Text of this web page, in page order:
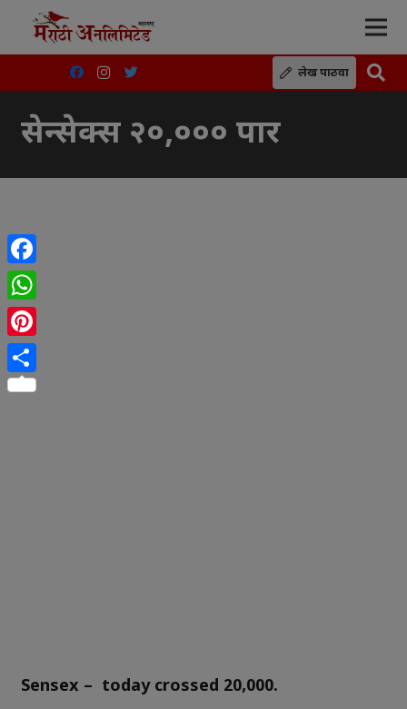
लेख पाठवा
सेन्सेक्स २०,००० पार
Sensex – today crossed 20,000.
Facebook
WhatsApp
Pinterest
Share